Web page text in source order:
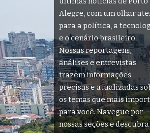
Alegre, com um olhar
para a política, a
e o cenário brasileiro.
Nossas reportagens,
análises e entrevistas
trazem informações
precisas e atualizadas
os temas que mais
para você. Navegue por
nossas seções e descubra